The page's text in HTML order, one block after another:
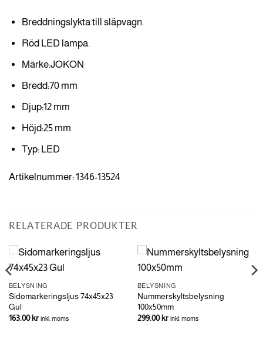
Breddningslykta till släpvagn.
Röd LED lampa.
Märke:JOKON
Bredd:70 mm
Djup:12 mm
Höjd:25 mm
Typ: LED
Artikelnummer: 1346-13524
RELATERADE PRODUKTER
BELYSNING
Sidomarkeringsljus 74x45x23
Gul
163.00kr inkl. moms
BELYSNING
Nummerskyltsbelysning
100x50mm
299.00kr inkl. moms